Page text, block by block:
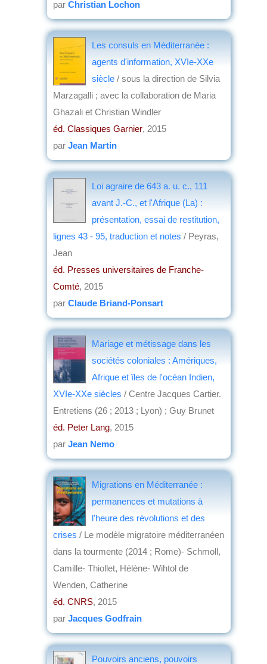
par Christian Lochon
Les consuls en Méditerranée :
agents d'information, XVIe-XXe
siècle / sous la direction de Silvia
Marzagalli ; avec la collaboration de Maria
Ghazali et Christian Windler
éd. Classiques Garnier, 2015
par Jean Martin
Loi agraire de 643 a. u. c., 111
avant J.-C., et l'Afrique (La) :
présentation, essai de restitution,
lignes 43 - 95, traduction et notes / Peyras,
Jean
éd. Presses universitaires de Franche-
Comté, 2015
par Claude Briand-Ponsart
Mariage et métissage dans les
sociétés coloniales : Amériques,
Afrique et îles de l'océan Indien,
XVIe-XXe siècles / Centre Jacques Cartier.
Entretiens (26 ; 2013 ; Lyon) ; Guy Brunet
éd. Peter Lang, 2015
par Jean Nemo
Migrations en Méditerranée :
permanences et mutations à
l'heure des révolutions et des
crises / Le modèle migratoire méditerranéen
dans la tourmente (2014 ; Rome)- Schmoll,
Camille- Thiollet, Hélène- Wihtol de
Wenden, Catherine
éd. CNRS, 2015
par Jacques Godfrain
Pouvoirs anciens, pouvoirs